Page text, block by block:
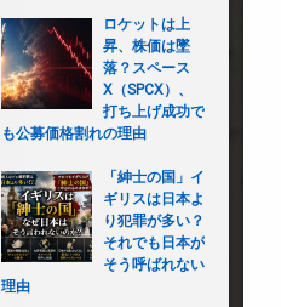
ロケットは上
昇、株価は墜
落？スペース
X（SPCX）、
打ち上げ成功で
も公募価格割れの理由
「紳士の国」イ
ギリスは日本よ
り犯罪が多い？
それでも日本が
そう呼ばれない
理由